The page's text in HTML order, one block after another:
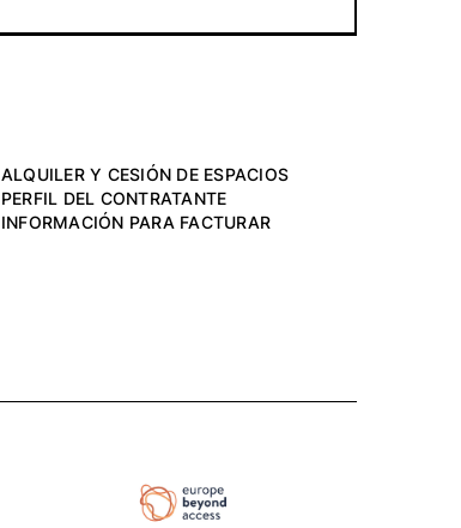
ALQUILER Y CESIÓN DE ESPACIOS
PERFIL DEL CONTRATANTE
INFORMACIÓN PARA FACTURAR